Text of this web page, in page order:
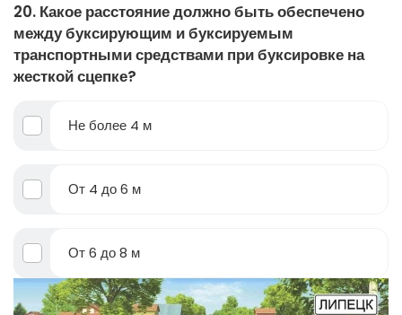
20. Какое расстояние должно быть обеспечено
между буксирующим и буксируемым
транспортными средствами при буксировке на
жесткой сцепке?
Не более 4 м
От 4 до 6 м
От 6 до 8 м